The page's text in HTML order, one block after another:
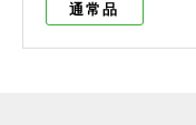
通常品